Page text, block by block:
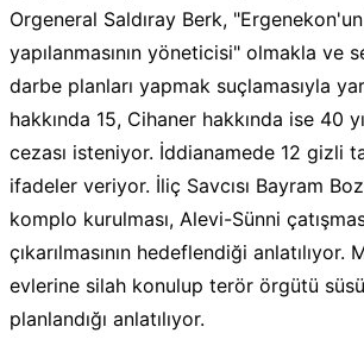
Orgeneral Saldıray Berk,
yapılanmasının yöneticisi" olmakla ve
darbe planları yapmak suçlamasıyla
hakkında 15, Cihaner hakkında ise 40
cezası isteniyor. İddianamede 12 gizli
ifadeler veriyor. İliç Savcısı Bayram
komplo kurulması, Alevi-Sünni
çıkarılmasının hedeflendiği anlatılıyor.
evlerine silah konulup terör örgütü
planlandığı anlatılıyor.